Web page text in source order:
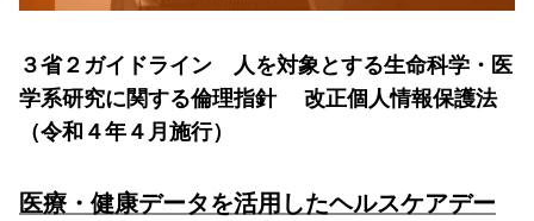
３省２ガイドライン 人を対象とする生命科学・医
学系研究に関する倫理指針 改正個人情報保護法
（令和４年４月施行）
医療・健康データを活用したヘルスケアデー